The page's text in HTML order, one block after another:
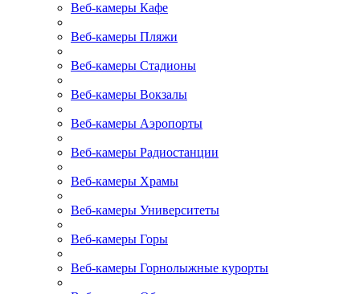
Веб-камеры Кафе
Веб-камеры Пляжи
Веб-камеры Стадионы
Веб-камеры Вокзалы
Веб-камеры Аэропорты
Веб-камеры Радиостанции
Веб-камеры Храмы
Веб-камеры Университеты
Веб-камеры Горы
Веб-камеры Горнолыжные курорты